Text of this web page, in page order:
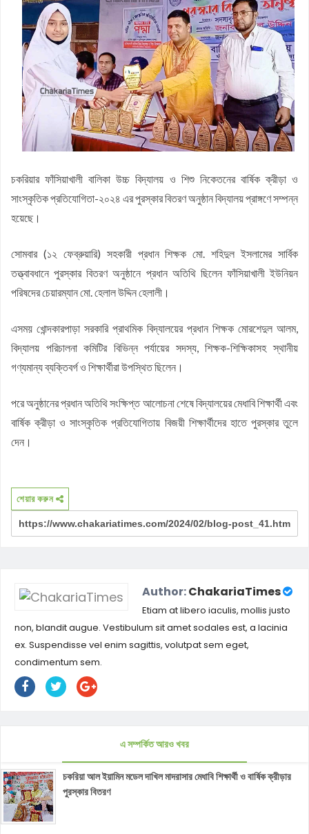
হবে: মুহাম্মদ শাহজাহান
চকরিয়া উপজেলা যুব জামায়াতের সভাপতি আবদুল্লাহ আল মামুর : সেক্রেটারি
কফিল উদ্দিন
জয়নাল আবেদীন মহিউচ্ছুন্নাহ দাখিল মাদ্রাসায় বৃক্ষরোপণ কর্মসূচি অনুষ্ঠিত
সসাসের পাঁচদিনের সংগীত কর্মশালা সম্পন্ন
চকরিয়ায় উপজেলা স্কাউটসের মাসিক সভা অনুষ্ঠিত
বেগম রোকেয়া সাখাওয়াত হোসেন বৃত্তির তৃতীয় পুরস্কার পেলো তাসরিফুল
করিম
বেগম রোকেয়া সাখাওয়াত হোসেন বৃত্তির পুরস্কার পেলো পাঁচ শতাধিক
চকরিয়ার ফাঁসিয়াখালী বালিকা উচ্চ বিদ্যালয় ও শিশু নিকেতনের বার্ষিক ক্রীড়া ও
সাংস্কৃতিক প্রতিযোগিতা-২০২৪ এর পুরস্কার বিতরণ অনুষ্ঠান বিদ্যালয় প্রাঙ্গণে সম্পন্ন
হয়েছে।
সোমবার (১২ ফেব্রুয়ারি) সহকারী প্রধান শিক্ষক মো. শহিদুল ইসলামের সার্বিক
তত্ত্বাবধানে পুরস্কার বিতরণ অনুষ্ঠানে প্রধান অতিথি ছিলেন ফাঁসিয়াখালী ইউনিয়ন
পরিষদের চেয়ারম্যান মো. হেলাল উদ্দিন হেলালী।
এসময় খোন্দকারপাড়া সরকারি প্রাথমিক বিদ্যালয়ের প্রধান শিক্ষক মোরশেদুল আলম,
বিদ্যালয় পরিচালনা কমিটির বিভিন্ন পর্যায়ের সদস্য, শিক্ষক-শিক্ষিকাসহ স্থানীয়
গণ্যমান্য ব্যক্তিবর্গ ও শিক্ষার্থীরা উপস্থিত ছিলেন।
পরে অনুষ্ঠানের প্রধান অতিথি সংক্ষিপ্ত আলোচনা শেষে বিদ্যালয়ের মেধাবি শিক্ষার্থী এবং
বার্ষিক ক্রীড়া ও সাংস্কৃতিক প্রতিযোগিতায় বিজয়ী শিক্ষার্থীদের হাতে পুরস্কার তুলে
দেন।
শেয়ার করুন
Author:ChakariaTimes
Etiam at libero iaculis, mollis justo
non, blandit augue. Vestibulum sit amet sodales est, a lacinia
ex. Suspendisse vel enim sagittis, volutpat sem eget,
condimentum sem.
এ সম্পর্কিত আরও খবর
চকরিয়া আল ইয়ামিন মডেল দাখিল মাদরাসার মেধাবি শিক্ষার্থী ও বার্ষিক ক্রীড়ার
পুরস্কার বিতরণ